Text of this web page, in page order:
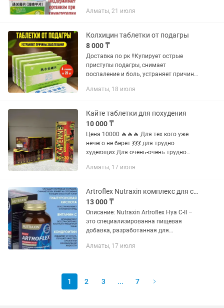
растительного сырья и является
Алматы, 21 июля
Колхицин таблетки от подагры
8 000 ₸
Доставка по рк ‼️Купирует острые
приступы подагры, снимает
воспаление и боль, устраняет причины
мощным обезболивающим,
укрепляющим действием....
Алматы, 18 июля
Кайте таблетки для похудения
10 000 ₸
Цена 10000 🔥🔥🔥 Для тех кого уже
нечего не берет 💃💃💃 для трудно
худеющих Для очень-очень трудно
выбираете капсулы для похудения, то
Алматы, 17 июля
Artroflex Nutraxin комплекс для суставов, 90 таблеток, 30 порции
13 000 ₸
Описание: Nutraxin Artroflex Hya C-II –
это специализированна пищевая
добавка, разработанная для
связками. Продукт ориентирован на
Алматы, 17 июля
1 2 3 ... 7